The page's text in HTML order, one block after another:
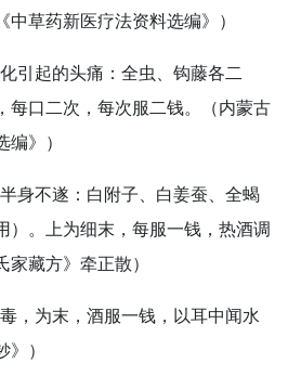
草药新医疗法资料选编》）
引起的头痛：全虫、钩藤各二
每口二次，每次服二钱。（内蒙古
》）
身不遂：白附子、白姜蚕、全蝎
）。上为细末，每服一钱，热酒调
藏方》牵正散）
，为末，酒服一钱，以耳中闻水
）